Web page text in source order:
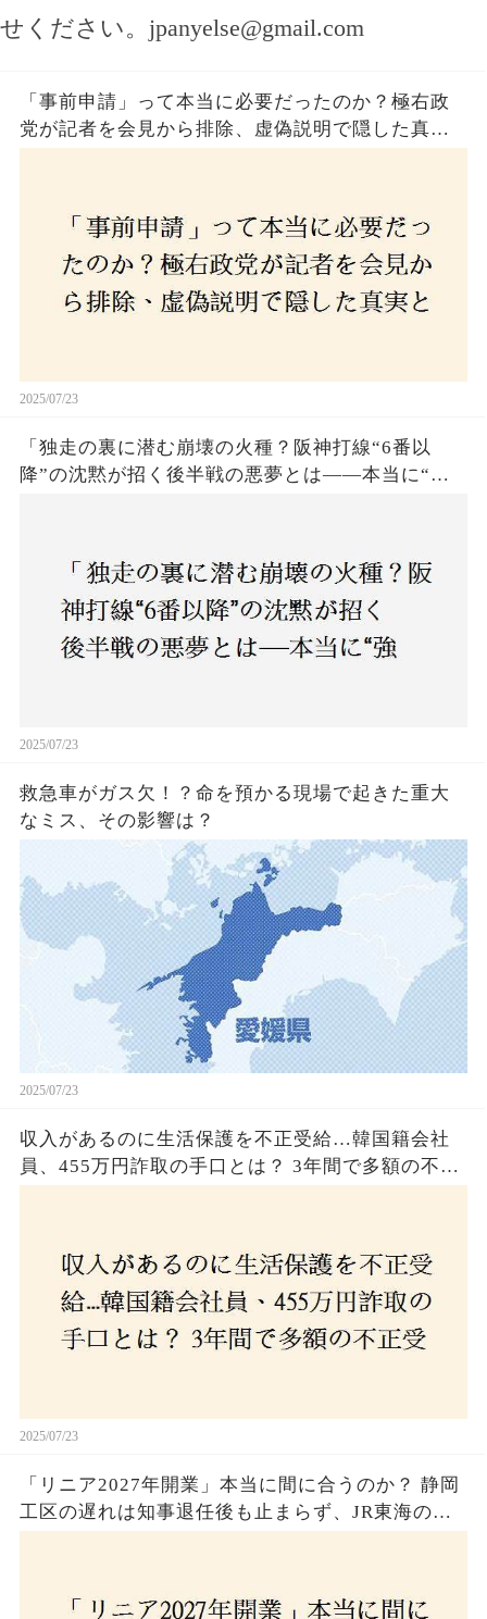
せください。 jpanyelse@gmail.com
「事前申請」って本当に必要だったのか？極右政
党が記者を会見から排除、虚偽説明で隠した真実
2025/07/23
「独走の裏に潜む崩壊の火種？阪神打線“6番以
降”の沈黙が招く後半戦の悪夢とは——本当に“強
2025/07/23
救急車がガス欠！？命を預かる現場で起きた重大
なミス、その影響は？
2025/07/23
収入があるのに生活保護を不正受給…韓国籍会社
員、455万円詐取の手口とは？ 3年間で多額の不正
2025/07/23
「リニア2027年開業」本当に間に合うのか？ 静岡
工区の遅れは知事退任後も止まらず、JR東海のず